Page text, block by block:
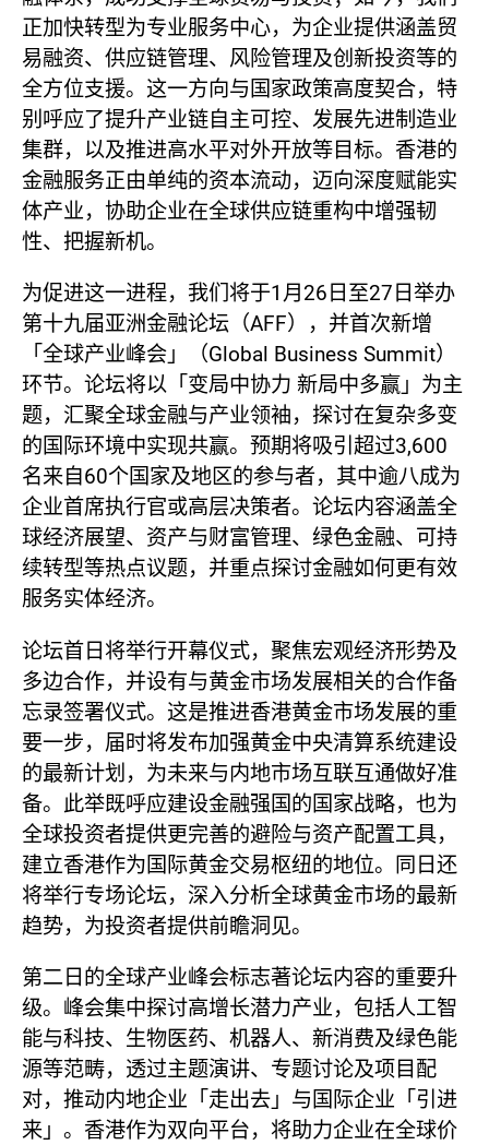
正加快转型为专业服务中心，为企业提供涵盖贸
易融资、供应链管理、风险管理及创新投资等的
全方位支援。这一方向与国家政策高度契合，特
别呼应了提升产业链自主可控、发展先进制造业
集群，以及推进高水平对外开放等目标。香港的
金融服务正由单纯的资本流动，迈向深度赋能实
体产业，协助企业在全球供应链重构中增强韧
性、把握新机。
为促进这一进程，我们将于1月26日至27日举办
第十九届亚洲金融论坛（AFF），并首次新增
「全球产业峰会」（Global Business Summit）
环节。论坛将以「变局中协力 新局中多赢」为主
题，汇聚全球金融与产业领袖，探讨在复杂多变
的国际环境中实现共赢。预期将吸引超过3,600
名来自60个国家及地区的参与者，其中逾八成为
企业首席执行官或高层决策者。论坛内容涵盖全
球经济展望、资产与财富管理、绿色金融、可持
续转型等热点议题，并重点探讨金融如何更有效
服务实体经济。
论坛首日将举行开幕仪式，聚焦宏观经济形势及
多边合作，并设有与黄金市场发展相关的合作备
忘录签署仪式。这是推进香港黄金市场发展的重
要一步，届时将发布加强黄金中央清算系统建设
的最新计划，为未来与内地市场互联互通做好准
备。此举既呼应建设金融强国的国家战略，也为
全球投资者提供更完善的避险与资产配置工具，
建立香港作为国际黄金交易枢纽的地位。同日还
将举行专场论坛，深入分析全球黄金市场的最新
趋势，为投资者提供前瞻洞见。
第二日的全球产业峰会标志著论坛内容的重要升
级。峰会集中探讨高增长潜力产业，包括人工智
能与科技、生物医药、机器人、新消费及绿色能
源等范畴，透过主题演讲、专题讨论及项目配
对，推动内地企业「走出去」与国际企业「引进
来」。香港作为双向平台，将助力企业在全球价